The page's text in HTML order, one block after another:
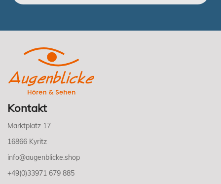
Kontakt
Marktplatz 17
16866 Kyritz
info@augenblicke.shop
+49(0)33971 679 885